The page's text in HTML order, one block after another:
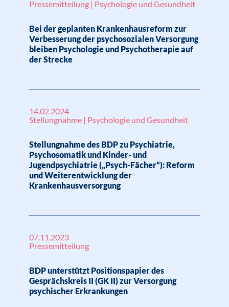
Pressemitteilung | Psychologie und Gesundheit
Bei der geplanten Krankenhausreform zur
Verbesserung der psychosozialen Versorgung
bleiben Psychologie und Psychotherapie auf
der Strecke
14.02.2024
Stellungnahme | Psychologie und Gesundheit
Stellungnahme des BDP zu Psychiatrie,
Psychosomatik und Kinder- und
Jugendpsychiatrie („Psych-Fächer“): Reform
und Weiterentwicklung der
Krankenhausversorgung
07.11.2023
Pressemitteilung
BDP unterstützt Positionspapier des
Gesprächskreis II (GK II) zur Versorgung
psychischer Erkrankungen